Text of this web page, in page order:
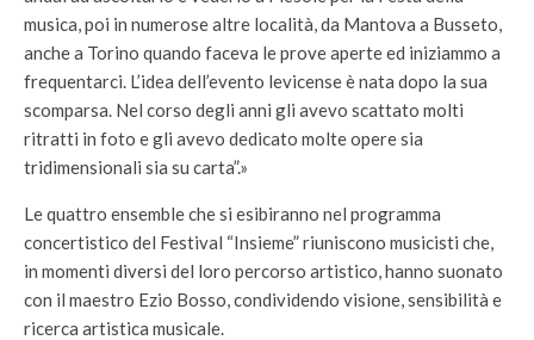
musica, poi in numerose altre località, da Mantova a Busseto,
anche a Torino quando faceva le prove aperte ed iniziammo a
frequentarci. L’idea dell’evento levicense è nata dopo la sua
scomparsa. Nel corso degli anni gli avevo scattato molti
ritratti in foto e gli avevo dedicato molte opere sia
tridimensionali sia su carta”.»
Le quattro ensemble che si esibiranno nel programma
concertistico del Festival “Insieme” riuniscono musicisti che,
in momenti diversi del loro percorso artistico, hanno suonato
con il maestro Ezio Bosso, condividendo visione, sensibilità e
ricerca artistica musicale.